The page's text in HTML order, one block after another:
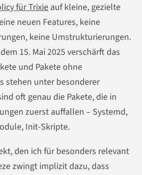
für Trixie auf kleine, gezielte
neuen Features, keine
keine Umstrukturierungen.
15. Mai 2025 verschärft das
und Pakete ohne
stehen unter besonderer
oft genau die Pakete, die in
zuerst auffallen – Systemd,
Init-Skripte.
den ich für besonders relevant
zwingt implizit dazu, dass